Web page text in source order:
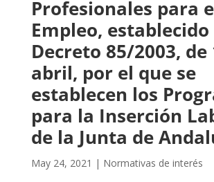
Profesionales para
Empleo, establecido
Decreto 85/2003, de
abril, por el que se
establecen los
para la Inserción
de la Junta de
May 24, 2021 | Normativas de interés